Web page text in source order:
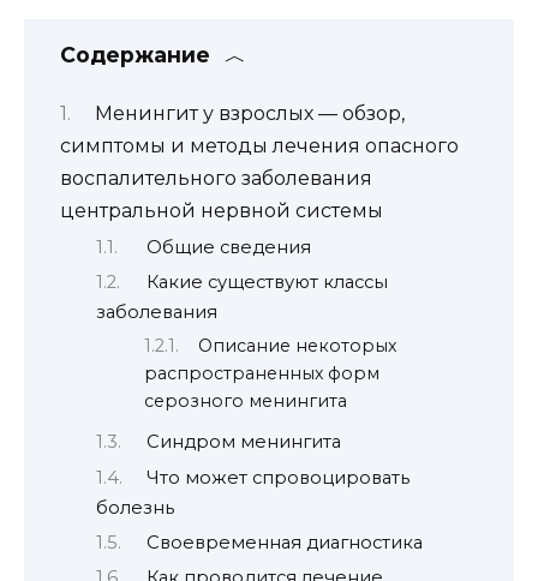
Содержание
Менингит у взрослых — обзор,
симптомы и методы лечения опасного
воспалительного заболевания
центральной нервной системы
Общие сведения
Какие существуют классы
заболевания
Описание некоторых
распространенных форм
серозного менингита
Синдром менингита
Что может спровоцировать
болезнь
Своевременная диагностика